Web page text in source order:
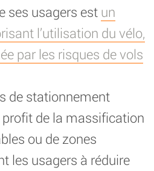
ses usagers est un
l’utilisation du vélo,
par les risques de vols
de stationnement
de la massification
ou de zones
les usagers à réduire